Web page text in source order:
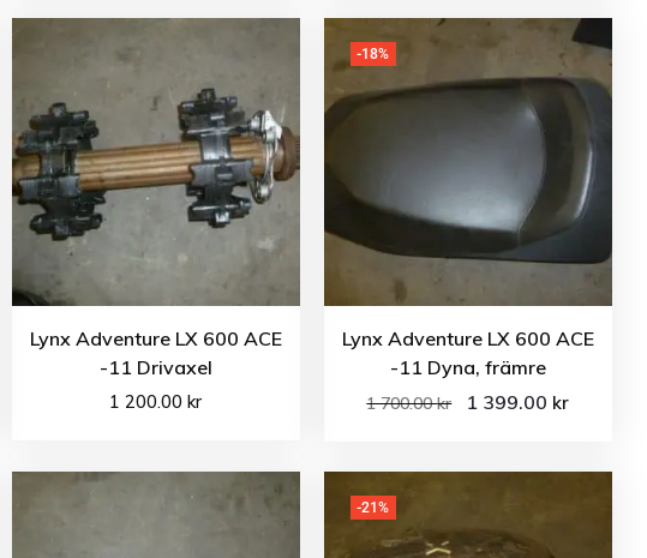
Lynx Adventure LX 600 ACE
-11 Drivaxel
1 200.00kr
-18%
Lynx Adventure LX 600 ACE
-11 Dyna, främre
1 700.00kr 1 399.00 kr
-21%